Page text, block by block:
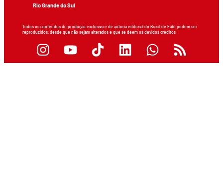
Rio Grande do Sul
Todos os conteúdos de produção exclusiva e de autoria editorial do Brasil de Fato podem ser
reproduzidos, desde que não sejam alterados e que se deem os devidos créditos.